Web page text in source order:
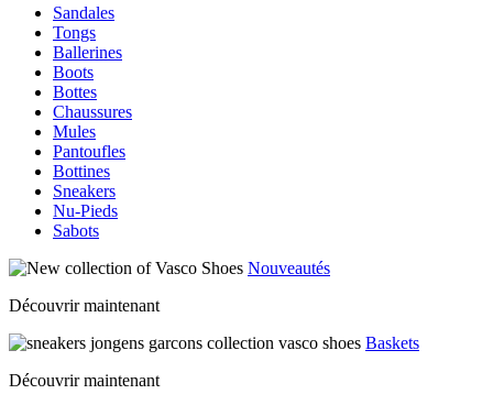
Sandales
Tongs
Ballerines
Boots
Bottes
Chaussures
Mules
Pantoufles
Bottines
Sneakers
Nu-Pieds
Sabots
Nouveautés
Découvrir maintenant
Baskets
Découvrir maintenant